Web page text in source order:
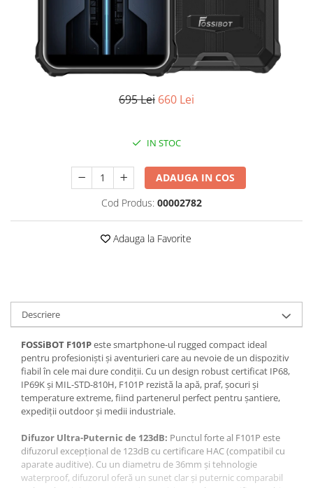
Aparate de Cafea
Aspiratoare Verticale
Friteuze Aer Cald / Air Fryer
Mașini de Spălat
Roboți Geamuri
Roboți Gradină
Accesorii Consumabile
Coșuri de gunoi
INGRIJIRE PERSONALA
Uscătoare de Păr
Plăci de Îndreptat Părul
SPA
CASA, GRADINA SI BRICOLAJ
Camere de supraveghere
Climatizare
695 Lei 660 Lei
IN STOC
ADAUGA IN COS
Cod Produs: 00002782
Adauga la Favorite
Descriere
FOSSiBOT F101Peste smartphone-ul rugged compact ideal
pentru profesioniști și aventurieri care au nevoie de un dispozitiv
fiabil în cele mai dure condiții. Cu un design robust certificat IP68,
IP69K și MIL-STD-810H, F101P rezistă la apă, praf, șocuri și
temperature extreme, fiind partenerul perfect pentru șantiere,
expediții outdoor și medii industriale.
Difuzor Ultra-Puternic de 123dB: Punctul forte al F101P este
difuzorul excepțional de 123dB cu certificare HAC (compatibil cu
aparate auditive). Cu un diametru de 36mm și tehnologie
waterproof, difuzorul oferă un sunet clar și puternic comparabil